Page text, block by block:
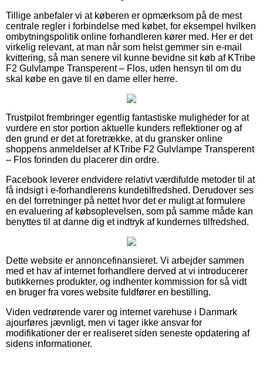
Tillige anbefaler vi at køberen er opmærksom på de mest
centrale regler i forbindelse med købet, for eksempel hvilken
ombytningspolitik online forhandleren kører med. Her er det
virkelig relevant, at man når som helst gemmer sin e-mail
kvittering, så man senere vil kunne bevidne sit køb af KTribe
F2 Gulvlampe Transperent – Flos, uden hensyn til om du
skal købe en gave til en dame eller herre.
Trustpilot frembringer egentlig fantastiske muligheder for at
vurdere en stor portion aktuelle kunders reflektioner og af
den grund er det at foretrække, at du gransker online
shoppens anmeldelser af KTribe F2 Gulvlampe Transperent
– Flos forinden du placerer din ordre.
Facebook leverer endvidere relativt værdifulde metoder til at
få indsigt i e-forhandlerens kundetilfredshed. Derudover ses
en del forretninger på nettet hvor det er muligt at formulere
en evaluering af købsoplevelsen, som på samme måde kan
benyttes til at danne dig et indtryk af kundernes tilfredshed.
Dette website er annoncefinansieret. Vi arbejder sammen
med et hav af internet forhandlere derved at vi introducerer
butikkernes produkter, og indhenter kommission for så vidt
en bruger fra vores website fuldfører en bestilling.
Viden vedrørende varer og internet varehuse i Danmark
ajourføres jævnligt, men vi tager ikke ansvar for
modifikationer der er realiseret siden seneste opdatering af
sidens informationer.